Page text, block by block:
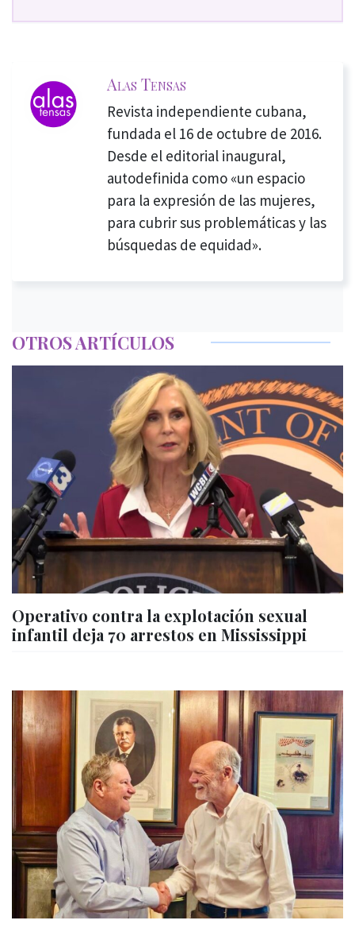
Alas Tensas
Revista independiente cubana,
fundada el 16 de octubre de 2016.
Desde el editorial inaugural,
autodefinida como «un espacio
para la expresión de las mujeres,
para cubrir sus problemáticas y las
búsquedas de equidad».
OTROS ARTÍCULOS
Operativo contra la explotación sexual
infantil deja 70 arrestos en Mississippi